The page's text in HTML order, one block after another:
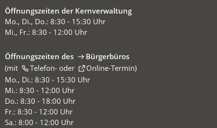
Öffnungszeiten der Kernverwaltung
Mo., Di., Do.: 8:30 - 15:30 Uhr
Mi., Fr.: 8:30 - 12:00 Uhr
Öffnungszeiten des
Bürgerbüros
(mit
Telefon-oder Online-Termin
(Öffnet
in
einem
neuen
Tab)
)
Mo., Di.: 8:30 - 15:30 Uhr
Mi.: 8:30 - 12:00 Uhr
Do.: 8:30 - 18:00 Uhr
Fr.: 8:30 - 12:00 Uhr
Sa.: 8:00 - 12:00 Uhr